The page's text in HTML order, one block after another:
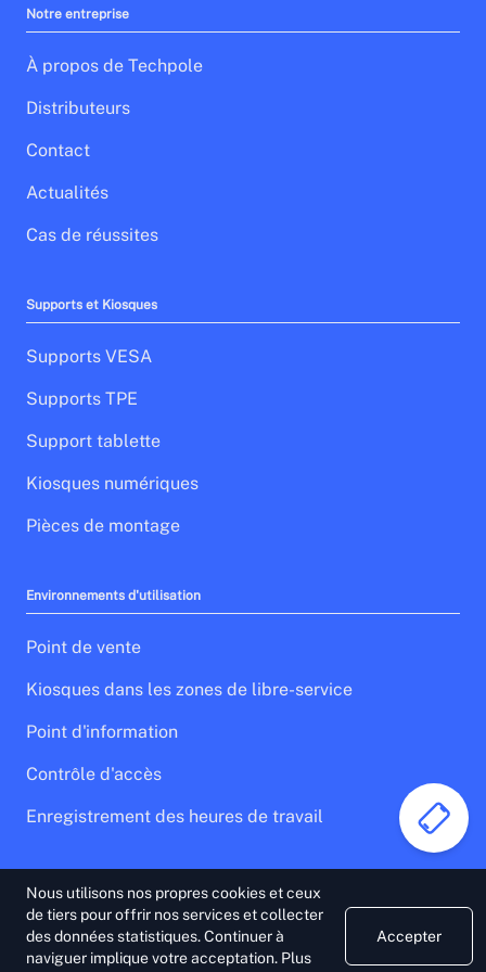
Nous utilisons nos propres cookies et ceux
de tiers pour offrir nos services et collecter
des données statistiques. Continuer à
naviguer implique votre acceptation. Plus
Accepter
Notre entreprise
À propos de Techpole
Distributeurs
Contact
Actualités
Cas de réussites
Supports et Kiosques
Supports VESA
Supports TPE
Support tablette
Kiosques numériques
Pièces de montage
Environnements d'utilisation
Point de vente
Kiosques dans les zones de libre-service
Point d'information
Contrôle d'accès
Enregistrement des heures de travail
Note légale
Politique de confidentialité
Politique des cookies